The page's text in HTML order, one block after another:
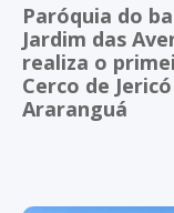
Paróquia do
Jardim das
realiza o
Cerco de
Araranguá